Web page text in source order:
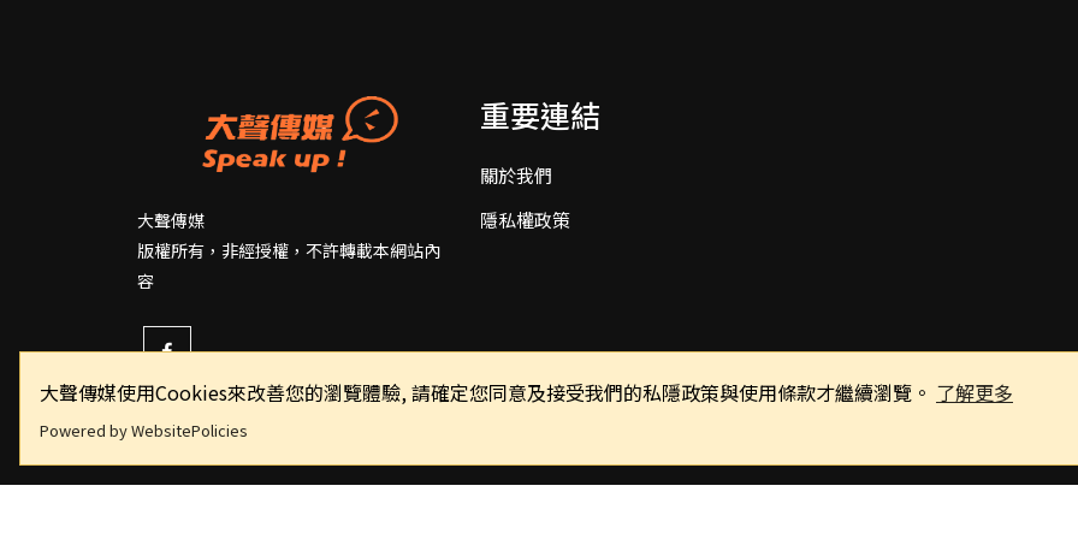
大聲傳媒使用Cookies來改善您的瀏覽體驗, 請確定您同意及接受我們的私隱政策與使用條款才繼續瀏覽。 了解更多
Powered by WebsitePolicies
大聲傳媒
版權所有，非經授權，不許轉載本網站內
容
重要連結
關於我們
隱私權政策